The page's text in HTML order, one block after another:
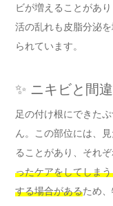
ビが増えることがあ
活の乱れも皮脂分泌
られています。
✨ ニキビと間
足の付け根にできた
ん。この部位には、
ることがあり、それ
ったケアをしてしま
する場合があるため